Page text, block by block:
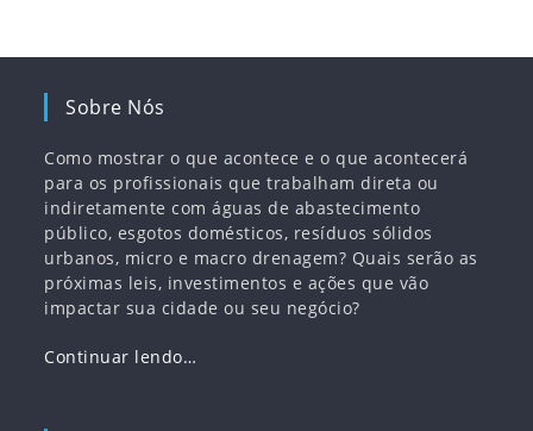
Sobre Nós
Como mostrar o que acontece e o que acontecerá
para os profissionais que trabalham direta ou
indiretamente com águas de abastecimento
público, esgotos domésticos, resíduos sólidos
urbanos, micro e macro drenagem? Quais serão as
próximas leis, investimentos e ações que vão
impactar sua cidade ou seu negócio?
Continuar lendo…